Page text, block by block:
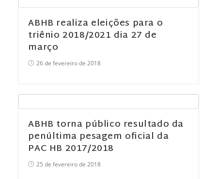
ABHB realiza eleições para o
triênio 2018/2021 dia 27 de
março
26 de fevereiro de 2018
ABHB torna público resultado da
penúltima pesagem oficial da
PAC HB 2017/2018
25 de fevereiro de 2018